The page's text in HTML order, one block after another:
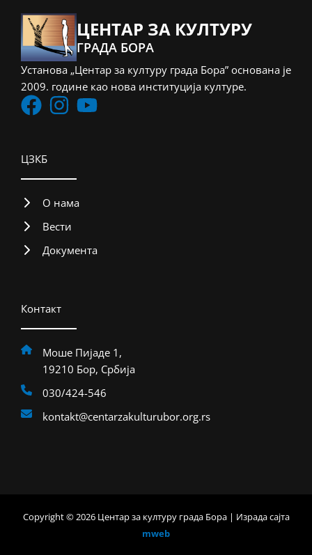
ЦЕНТАР ЗА КУЛТУРУ
ГРАДА БОРА
Установа „Центар за културу града Бора” основана је
2009. године као нова институција културе.
ЦЗКБ
О нама
Вести
Документа
Контакт
Моше Пијаде 1,
19210 Бор, Србија
030/424-546
kontakt@centarzakulturubor.org.rs
Copyright © 2026 Центар за културу града Бора | Израда сајта
mweb